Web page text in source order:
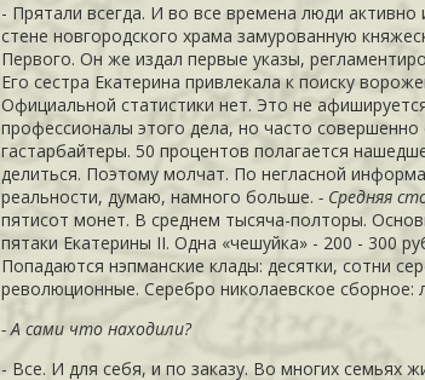
- Прятали всегда. И во все времена люди
стене новгородского храма замурованную
Первого. Он же издал первые указы,
Его сестра Екатерина привлекала к поиску
Официальной статистики нет. Это не
профессионалы этого дела, но часто
гастарбайтеры. 50 процентов полагается
делиться. Поэтому молчат. По негласной
реальности, думаю, намного больше. - Средняя
пятисот монет. В среднем тысяча-полторы.
пятаки Екатерины II. Одна «чешуйка» - 200 - 300
Попадаются нэпманские клады: десятки, сотни
революционные. Серебро николаевское
- А сами что находили?
- Все. И для себя, и по заказу. Во многих семьях